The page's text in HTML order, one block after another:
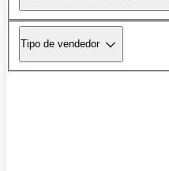
Tipo de vendedor